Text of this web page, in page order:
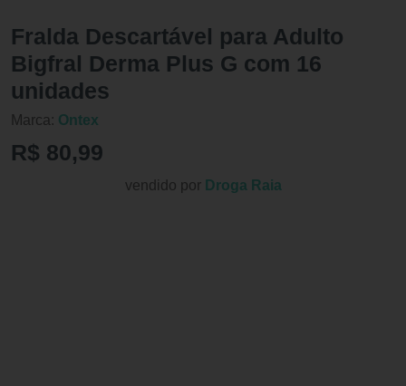
Fralda Descartável para Adulto
Bigfral Derma Plus G com 16
unidades
Marca: Ontex
R$ 80,99
vendido por Droga Raia